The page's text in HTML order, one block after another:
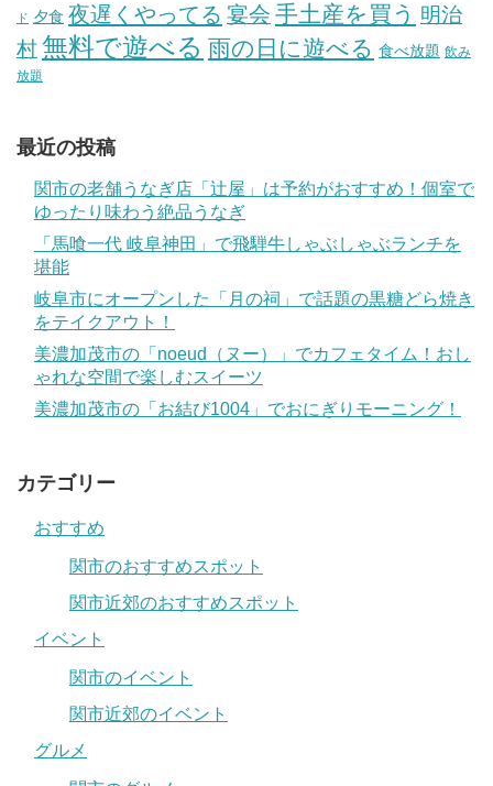
ド 夕食 夜遅くやってる 宴会 手土産を買う 明治
村無料で遊べる 雨の日に遊べる 食べ放題 飲み
放題
最近の投稿
関市の老舗うなぎ店「辻屋」は予約がおすすめ！個室で
ゆったり味わう絶品うなぎ
「馬喰一代 岐阜神田」で飛騨牛しゃぶしゃぶランチを
堪能
岐阜市にオープンした「月の祠」で話題の黒糖どら焼き
をテイクアウト！
美濃加茂市の「noeud（ヌー）」でカフェタイム！おし
ゃれな空間で楽しむスイーツ
美濃加茂市の「お結び1004」でおにぎりモーニング！
カテゴリー
おすすめ
関市のおすすめスポット
関市近郊のおすすめスポット
イベント
関市のイベント
関市近郊のイベント
グルメ